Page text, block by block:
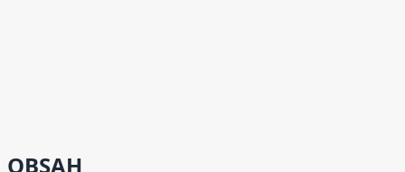
OBSAH